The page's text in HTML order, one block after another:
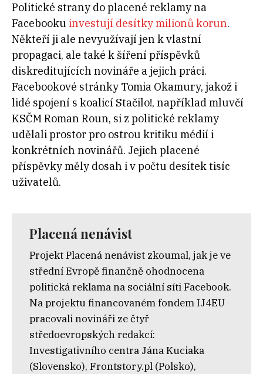
Politické strany do placené reklamy na
Facebooku investují desítky milionů korun.
Někteří ji ale nevyužívají jen k vlastní
propagaci, ale také k šíření příspěvků
diskreditujících novináře a jejich práci.
Facebookové stránky Tomia Okamury, jakož i
lidé spojení s koalicí Stačilo!, například mluvčí
KSČM Roman Roun, si z politické reklamy
udělali prostor pro ostrou kritiku médií i
konkrétních novinářů. Jejich placené
příspěvky měly dosah i v počtu desítek tisíc
uživatelů.
Placená nenávist
Projekt Placená nenávist zkoumal, jak je ve
střední Evropě finančně ohodnocena
politická reklama na sociální síti Facebook.
Na projektu financovaném fondem IJ4EU
pracovali novináři ze čtyř
středoevropských redakcí:
Investigativního centra Jána Kuciaka
(Slovensko), Frontstory.pl (Polsko),